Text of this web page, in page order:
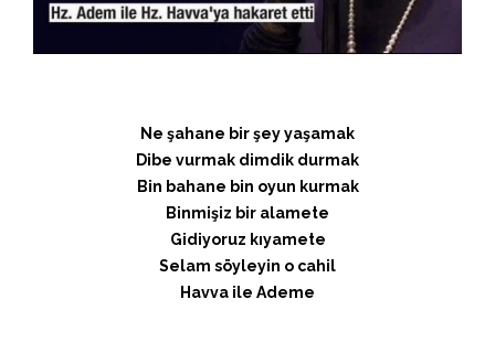
Ne şahane bir şey yaşamak
Dibe vurmak dimdik durmak
Bin bahane bin oyun kurmak
Binmişiz bir alamete
Gidiyoruz kıyamete
Selam söyleyin o cahil
Havva ile Ademe